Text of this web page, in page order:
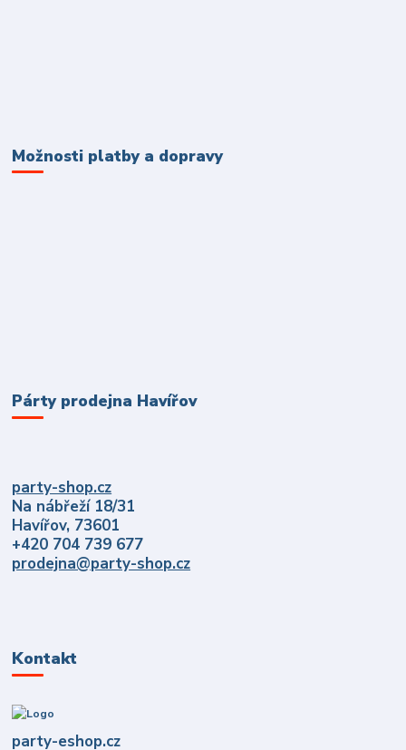
Možnosti platby a dopravy
Párty prodejna Havířov
party-shop.cz
Na nábřeží 18/31
Havířov, 73601
+420 704 739 677
prodejna@party-shop.cz
Kontakt
party-eshop.cz